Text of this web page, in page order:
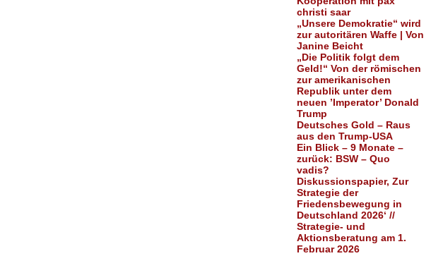
christi saar
„Unsere Demokratie“ wird
zur autoritären Waffe | Von
Janine Beicht
„Die Politik folgt dem
Geld!“ Von der römischen
zur amerikanischen
Republik unter dem
neuen ’Imperator’ Donald
Trump
Deutsches Gold – Raus
aus den Trump-USA
Ein Blick – 9 Monate –
zurück: BSW – Quo
vadis?
Diskussionspapier, Zur
Strategie der
Friedensbewegung in
Deutschland 2026‘ //
Strategie- und
Aktionsberatung am 1.
Februar 2026